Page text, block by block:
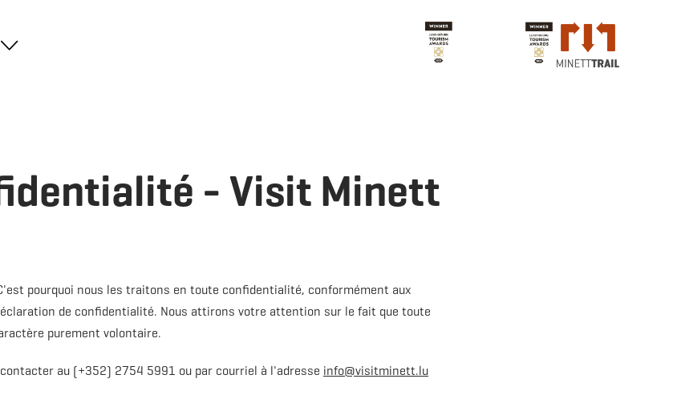
- Visit Minett
pourquoi nous les traitons en toute confidentialité, conformément aux
de confidentialité. Nous attirons votre attention sur le fait que toute
purement volontaire.
au (+352) 2754 5991 ou par courriel à l'adresse info@visitminett.lu